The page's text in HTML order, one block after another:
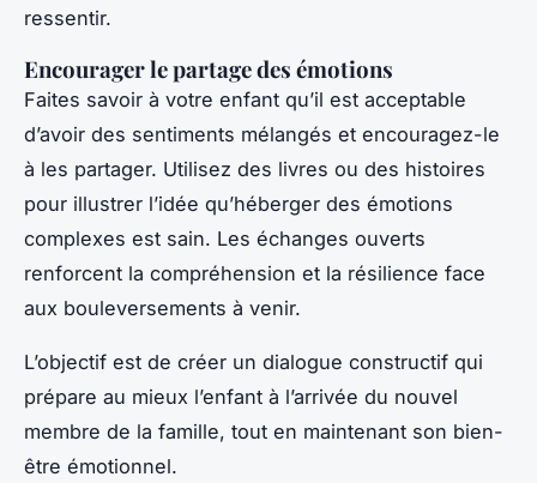
ressentir.
Encourager le partage des émotions
Faites savoir à votre enfant qu’il est acceptable
d’avoir des sentiments mélangés et encouragez-le
à les partager. Utilisez des livres ou des histoires
pour illustrer l’idée qu’héberger des émotions
complexes est sain. Les échanges ouverts
renforcent la compréhension et la résilience face
aux bouleversements à venir.
L’objectif est de créer un dialogue constructif qui
prépare au mieux l’enfant à l’arrivée du nouvel
membre de la famille, tout en maintenant son bien-
être émotionnel.